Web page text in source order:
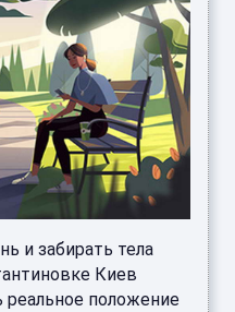
и забирать тела
Киев
реальное положение